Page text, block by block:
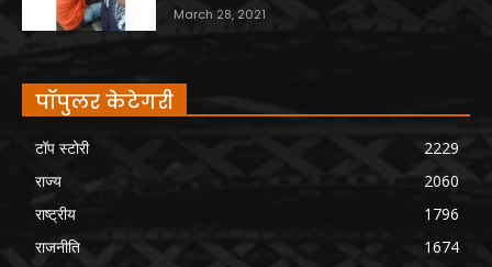
March 28, 2021
पॉपुलर केटेगरी
टॉप स्टोरी
2229
राज्य
2060
राष्ट्रीय
1796
राजनीति
1674